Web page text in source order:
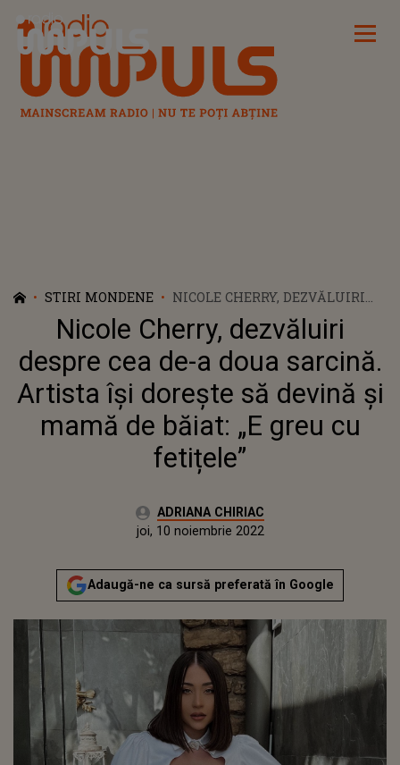
Radio Impuls
STIRI MONDENE
NICOLE CHERRY, DEZVĂLUIRI
DESPRE CEA DE-A DOUA
SARCINĂ. ARTISTA ÎȘI DOREȘTE
SĂ DEVINĂ ȘI MAMĂ DE BĂIAT:
„E GREU CU FETIȚELE”
Nicole Cherry, dezvăluiri
despre cea de-a doua sarcină.
Artista își dorește să devină și
mamă de băiat: „E greu cu
fetițele”
Autor:ADRIANA CHIRIAC
joi, 10 noiembrie 2022Actualizat:
joi, 10 noiembrie 2022
Adaugă-ne ca sursă preferată în Google